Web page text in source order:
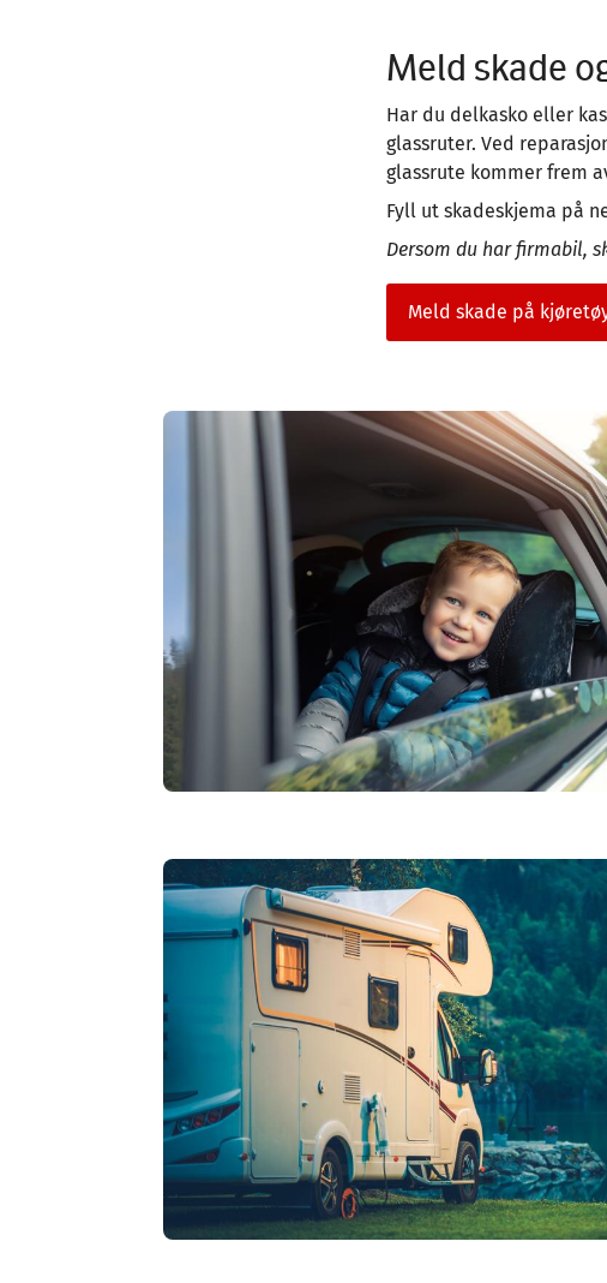
Meld skade
Har du delkasko eller
glassruter. Ved
glassrute kommer frem
Fyll ut skadeskjema på
Dersom du har firmabil,
Meld skade på